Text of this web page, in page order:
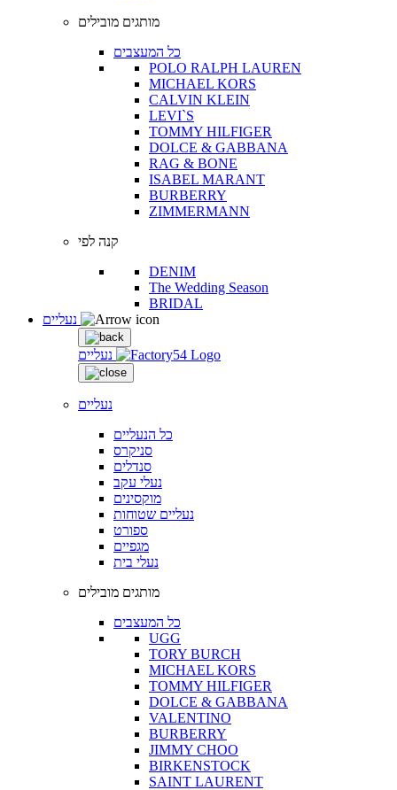
מותגים מובילים
כל המעצבים
POLO RALPH LAUREN
MICHAEL KORS
CALVIN KLEIN
LEVI`S
TOMMY HILFIGER
DOLCE & GABBANA
RAG & BONE
ISABEL MARANT
BURBERRY
ZIMMERMANN
קנה לפי
DENIM
The Wedding Season
BRIDAL
נעליים
נעליים
כל הנעליים
סניקרס
סנדלים
נעלי עקב
מוקסינים
נעליים שטוחות
ספורט
מגפיים
נעלי בית
מותגים מובילים
כל המעצבים
UGG
TORY BURCH
MICHAEL KORS
TOMMY HILFIGER
DOLCE & GABBANA
VALENTINO
BURBERRY
JIMMY CHOO
BIRKENSTOCK
SAINT LAURENT